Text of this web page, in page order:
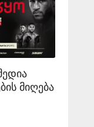
მიღება